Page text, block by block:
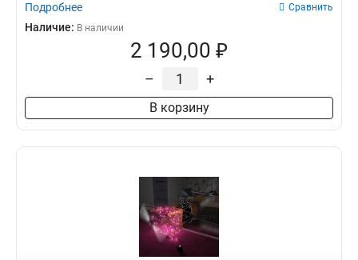
Подробнее Сравнить
Наличие: В наличии
2 190,00 ₽
– +
В корзину